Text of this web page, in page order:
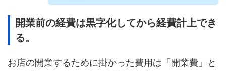
開業前の経費は黒字化してから経費計上でき
る。
お店の開業するために掛かった費用は「開業費」と